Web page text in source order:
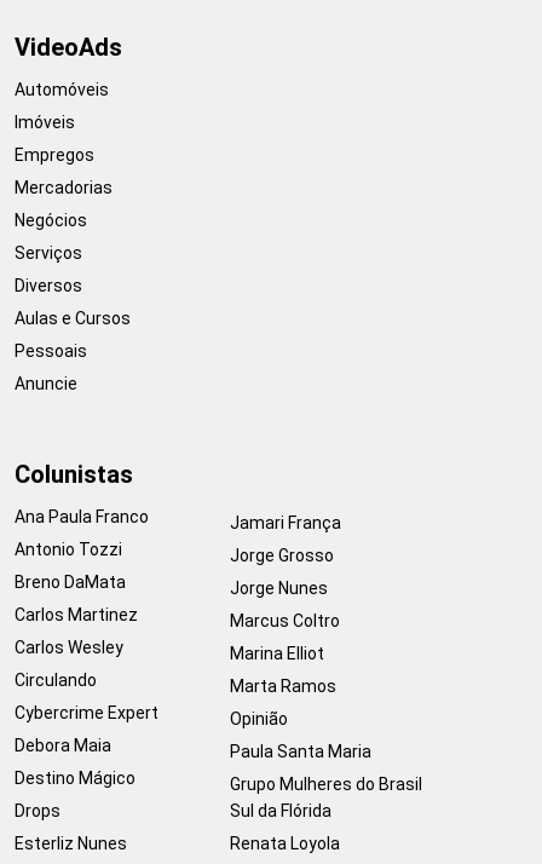
VideoAds
Automóveis
Imóveis
Empregos
Mercadorias
Negócios
Serviços
Diversos
Aulas e Cursos
Pessoais
Anuncie
Colunistas
Ana Paula Franco
Antonio Tozzi
Breno DaMata
Carlos Martinez
Carlos Wesley
Circulando
Cybercrime Expert
Debora Maia
Destino Mágico
Drops
Esterliz Nunes
Jamari França
Jorge Grosso
Jorge Nunes
Marcus Coltro
Marina Elliot
Marta Ramos
Opinião
Paula Santa Maria
Grupo Mulheres do Brasil
Sul da Flórida
Renata Loyola